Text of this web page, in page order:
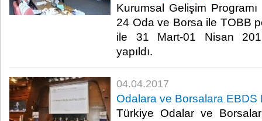
Kurumsal Gelişim
24 Oda ve Borsa ile TOBB
ile 31 Mart-01 Nisan
yapıldı.​
04.04.2017
Odalara ve Borsalara EBDS
Türkiye Odalar ve